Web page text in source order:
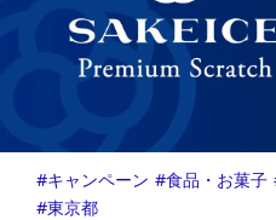
キャンペーン 食品・お菓子
東京都